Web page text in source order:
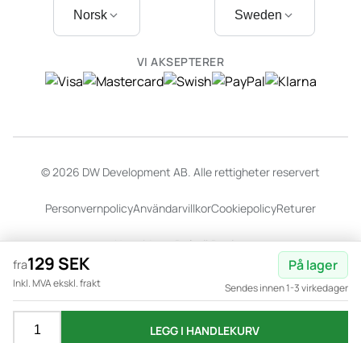
fra129 SEK
Inkl. MVA ekskl. frakt
På lager
Sendes innen 1-3 virkedager
LEGG I HANDLEKURV
Norsk
VI AKSEPTERER
Sweden
© 2026 DW Development AB. Alle rettigheter reservert
PersonvernpolicyAnvändarvillkorCookiepolicyReturer
Nettside avDalarö Design